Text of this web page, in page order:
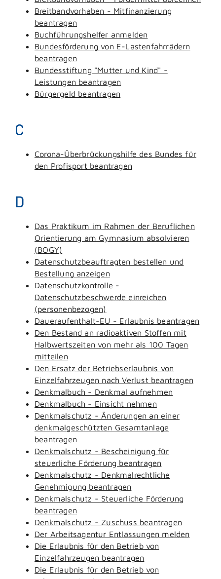
Breitbandvorhaben - Mitfinanzierung
beantragen
Buchführungshelfer anmelden
Bundesförderung von E-Lastenfahrrädern
beantragen
Bundesstiftung "Mutter und Kind" -
Leistungen beantragen
Bürgergeld beantragen
C
Corona-Überbrückungshilfe des Bundes für
den Profisport beantragen
D
Das Praktikum im Rahmen der Beruflichen
Orientierung am Gymnasium absolvieren
(BOGY)
Datenschutzbeauftragten bestellen und
Bestellung anzeigen
Datenschutzkontrolle -
Datenschutzbeschwerde einreichen
(personenbezogen)
Daueraufenthalt-EU - Erlaubnis beantragen
Den Bestand an radioaktiven Stoffen mit
Halbwertszeiten von mehr als 100 Tagen
mitteilen
Den Ersatz der Betriebserlaubnis von
Einzelfahrzeugen nach Verlust beantragen
Denkmalbuch - Denkmal aufnehmen
Denkmalbuch - Einsicht nehmen
Denkmalschutz - Änderungen an einer
denkmalgeschützten Gesamtanlage
beantragen
Denkmalschutz - Bescheinigung für
steuerliche Förderung beantragen
Denkmalschutz - Denkmalrechtliche
Genehmigung beantragen
Denkmalschutz - Steuerliche Förderung
beantragen
Denkmalschutz - Zuschuss beantragen
Der Arbeitsagentur Entlassungen melden
Die Erlaubnis für den Betrieb von
Einzelfahrzeugen beantragen
Die Erlaubnis für den Betrieb von